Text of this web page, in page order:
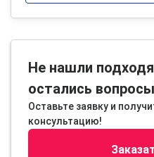
Не нашли
остались
Оставьте заявку и
консультацию!